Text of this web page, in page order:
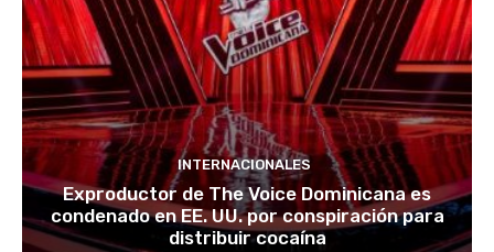
INTERNACIONALES
Exproductor de The Voice Dominicana es
condenado en EE. UU. por conspiración para
distribuir cocaína